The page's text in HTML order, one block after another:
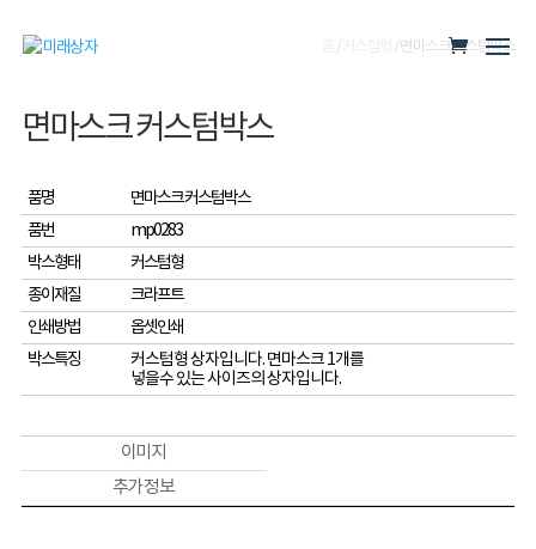
/ / 면마스크 커스텀박스
면마스크 커스텀박스
품명
면마스크 커스텀박스
품번
mp0283
박스형태
커스텀형
종이재질
크라프트
인쇄방법
옵셋인쇄
박스특징
커스텀형 상자입니다. 면마스크 1개를
넣을수 있는 사이즈의 상자입니다.
이미지
추가 정보